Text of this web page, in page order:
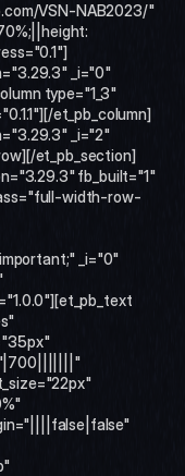
VSN-NAB2023/"
_i="0"
type="1_3"
et_pb_column]
_i="2"
et_pb_section]
fb_built="1"
width-row-
_i="0"